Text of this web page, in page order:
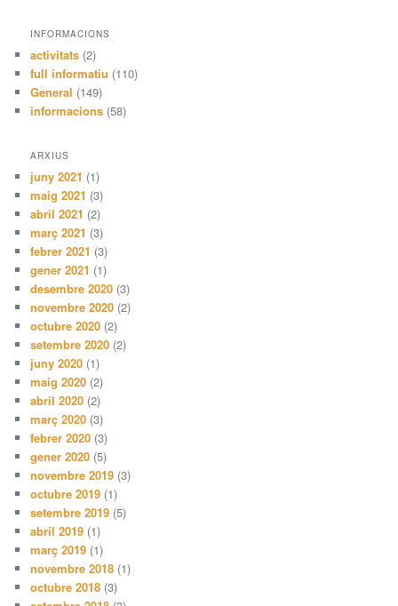
INFORMACIONS
activitats (2)
full informatiu (110)
General (149)
informacions (58)
ARXIUS
juny 2021 (1)
maig 2021 (3)
abril 2021 (2)
març 2021 (3)
febrer 2021 (3)
gener 2021 (1)
desembre 2020 (3)
novembre 2020 (2)
octubre 2020 (2)
setembre 2020 (2)
juny 2020 (1)
maig 2020 (2)
abril 2020 (2)
març 2020 (3)
febrer 2020 (3)
gener 2020 (5)
novembre 2019 (3)
octubre 2019 (1)
setembre 2019 (5)
abril 2019 (1)
març 2019 (1)
novembre 2018 (1)
octubre 2018 (3)